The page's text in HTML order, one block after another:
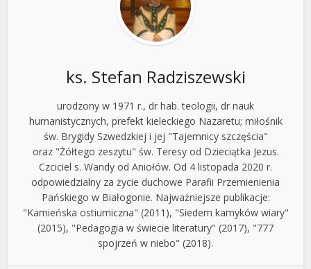
ks. Stefan Radziszewski
urodzony w 1971 r., dr hab. teologii, dr nauk
humanistycznych, prefekt kieleckiego Nazaretu; miłośnik
św. Brygidy Szwedzkiej i jej "Tajemnicy szczęścia"
oraz "Żółtego zeszytu" św. Teresy od Dzieciątka Jezus.
Czciciel s. Wandy od Aniołów. Od 4 listopada 2020 r.
odpowiedzialny za życie duchowe Parafii Przemienienia
Pańskiego w Białogonie. Najważniejsze publikacje:
"Kamieńska ostiumiczna" (2011), "Siedem kamyków wiary"
(2015), "Pedagogia w świecie literatury" (2017), "777
spojrzeń w niebo" (2018).